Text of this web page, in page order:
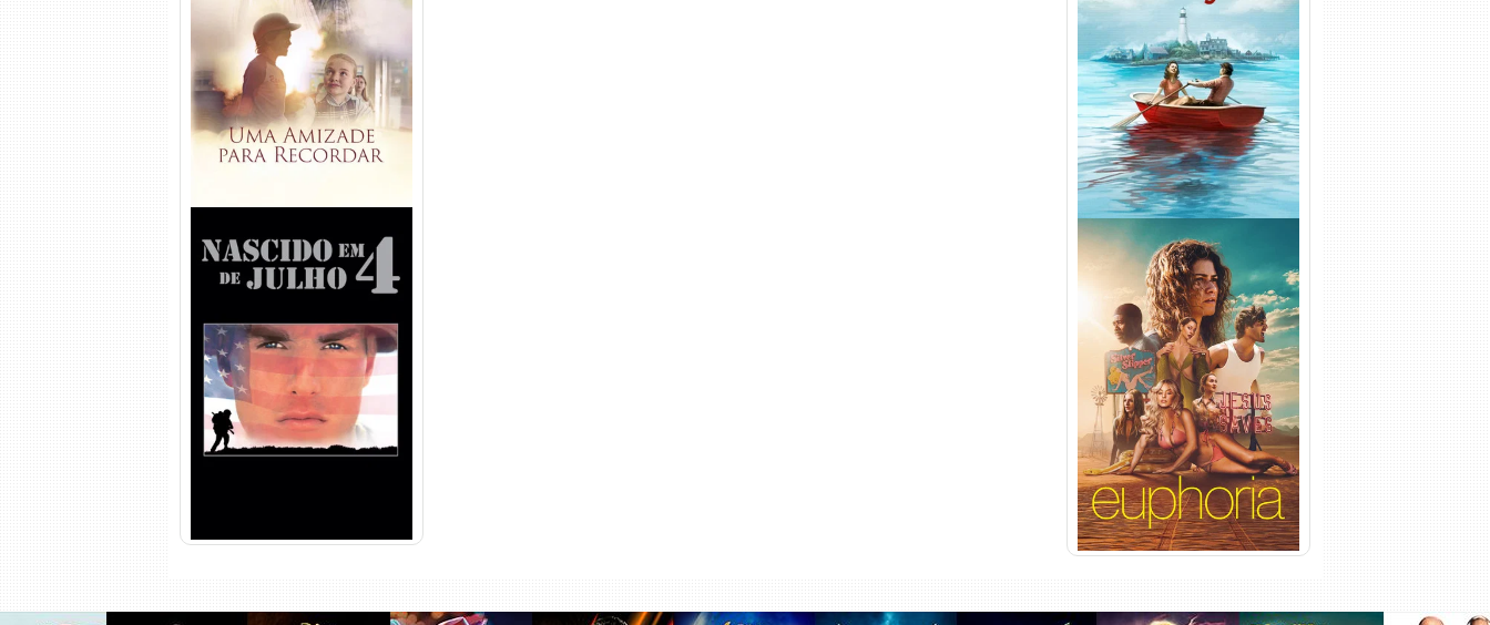
Uma Amizade para Recordar
Torrent (2025) WEB-DL 1080p
Dual Áudio
Nascido em 4 de Julho
Torrent (1989) WEB-DL 1080p
Dual Áudio
O Segredo de Widow’s Bay
1ª Temporada Torrent (2026)
WEB-DL 1080p Dual Áudio
Euphoria 3ª Temporada
Torrent (2026) WEB-DL 1080p
Dual Áudio